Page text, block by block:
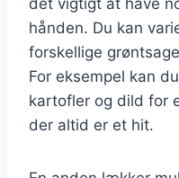
hånden. Du kan
forskellige
For eksempel kan
kartofler og dild for
der altid er et hit.